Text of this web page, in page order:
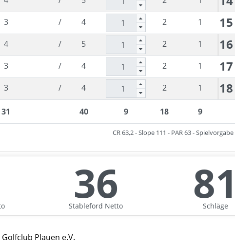
3 / 4 2 1
4 / 5 2 1
3 / 4 2 1
3 / 4 2 1
31 40 9 18 9
15
16
17
18
CR63,2- Slope 111 - PAR63- Spielvorgabe
36
Stableford Netto 81
Schläge
Golfclub Plauen e.V.